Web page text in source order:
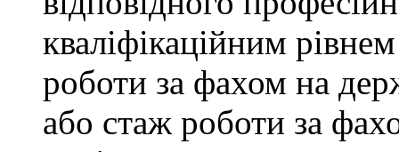
кваліфікаційним
роботи за фахом на
або стаж роботи за